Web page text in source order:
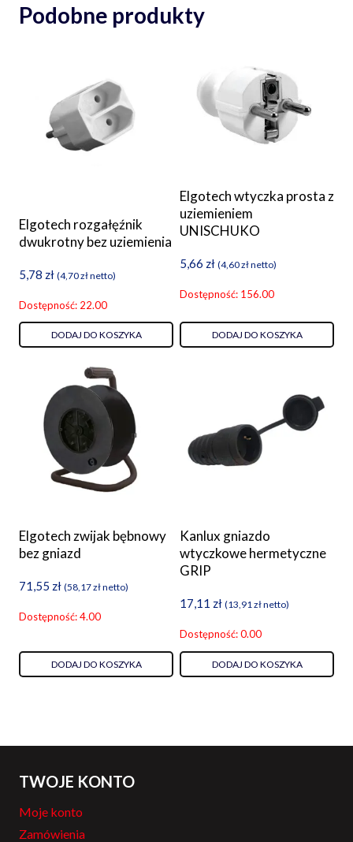
Podobne produkty
Elgotech rozgałęźnik
dwukrotny bez uziemienia
5,78 zł (4,70złnetto)
Dostępność: 22.00
DODAJ DO KOSZYKA
Elgotech wtyczka prosta z
uziemieniem
UNISCHUKO
5,66 zł (4,60złnetto)
Dostępność: 156.00
DODAJ DO KOSZYKA
Elgotech zwijak bębnowy
bez gniazd
71,55 zł (58,17złnetto)
Dostępność: 4.00
DODAJ DO KOSZYKA
Kanlux gniazdo
wtyczkowe hermetyczne
GRIP
17,11 zł (13,91złnetto)
Dostępność: 0.00
DODAJ DO KOSZYKA
TWOJE KONTO
Moje konto
Zamówienia